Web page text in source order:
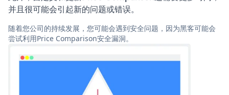
并且很可能会引起新的问题或错误。
随着您公司的持续发展，您可能会遇到安全问题，因为黑客可能会
尝试利用Price Comparison安全漏洞。